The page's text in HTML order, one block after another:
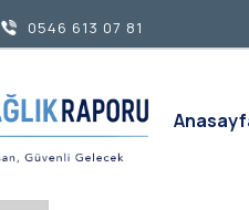
0546 613 07 81